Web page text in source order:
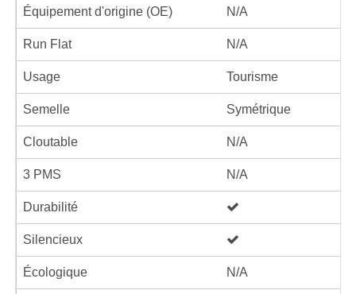
Équipement d'origine (OE) N/A
Run Flat N/A
Usage Tourisme
Semelle Symétrique
Cloutable N/A
3 PMS N/A
Durabilité
Silencieux
Écologique N/A